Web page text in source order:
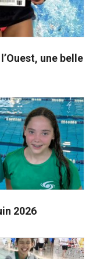
une belle
2026